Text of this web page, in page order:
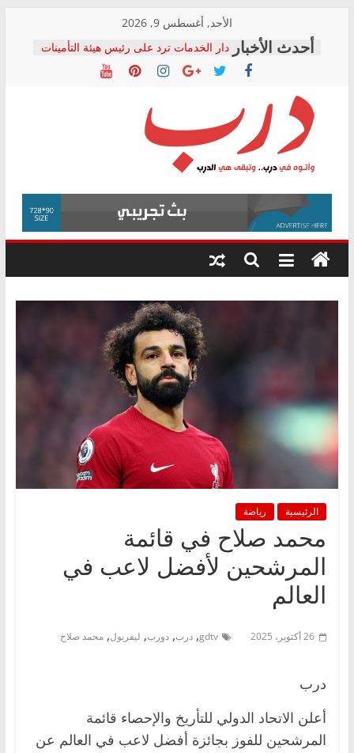
content
الأحد, أغسطس 9, 2026
دار الخدمات ترد على رئيس هيئة التأمينات
بعد مؤتمره الصحفي: إنكار الأزمة لا ينهي
معاناة أصحاب المعاشات.. ونطالب بكشف
فرحات سليمان يكتب: القطاع الصحي إلى
أين؟
حزب التحالف الشعبي يطلق لجنة “الحق
في الصحة” بالإسكندرية لرصد الانتهاكات
ودعم المرضى
الوزاري لمدينة الصحفيين.. وانتهاء أعمال
إنشاء المبنى الإداري
المجلس القومي لحقوق الإنسان يعلن
متابعة قضية الدكتور محمد زهران.. ويؤكد:
قرينة البراءة وضمانات المحاكمة العادلة
درب
وأتوه
درب..
وتبقى
هي
الرئيسية رياضة
محمد صلاح في قائمة
المرشحين لأفضل لاعب في
العالم
26 أكتوبر، 2025 gdtv
, درب, دورب, ليفربول, محمد صلاح
درب
أعلن الاتحاد الدولي للتأريخ والإحصاء قائمة
المرشحين للفوز بجائزة أفضل لاعب في العالم عن